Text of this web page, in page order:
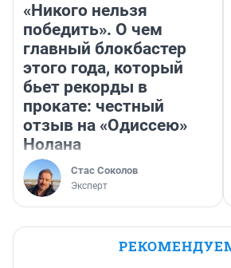
«Никого нельзя
победить». О чем
главный блокбастер
этого года, который
бьет рекорды в
прокате: честный
отзыв на «Одиссею»
Нолана
Стас Соколов
Эксперт